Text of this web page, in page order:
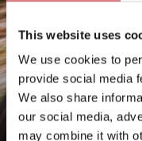
This website uses
We use cookies to
provide social media
We also share
our social media,
may combine it with